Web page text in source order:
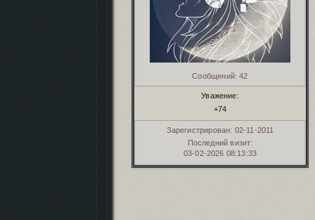
Сообщений: 42
Уважение:
+74
Зарегистрирован: 02-11-2011
Последний визит:
03-02-2026 08:13:33